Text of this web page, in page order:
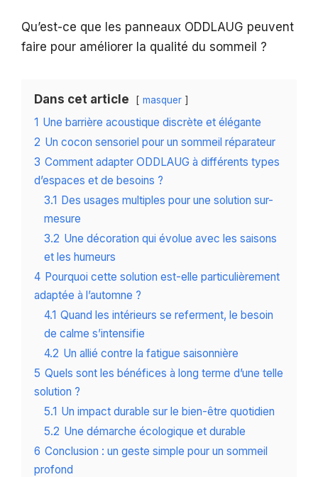
Qu’est-ce que les panneaux ODDLAUG peuvent
faire pour améliorer la qualité du sommeil ?
Dans cet article masquer
1 Une barrière acoustique discrète et élégante
2 Un cocon sensoriel pour un sommeil réparateur
3 Comment adapter ODDLAUG à différents types
d’espaces et de besoins ?
3.1 Des usages multiples pour une solution sur-
mesure
3.2 Une décoration qui évolue avec les saisons
et les humeurs
4 Pourquoi cette solution est-elle particulièrement
adaptée à l’automne ?
4.1 Quand les intérieurs se referment, le besoin
de calme s’intensifie
4.2 Un allié contre la fatigue saisonnière
5 Quels sont les bénéfices à long terme d’une telle
solution ?
5.1 Un impact durable sur le bien-être quotidien
5.2 Une démarche écologique et durable
6 Conclusion : un geste simple pour un sommeil
profond